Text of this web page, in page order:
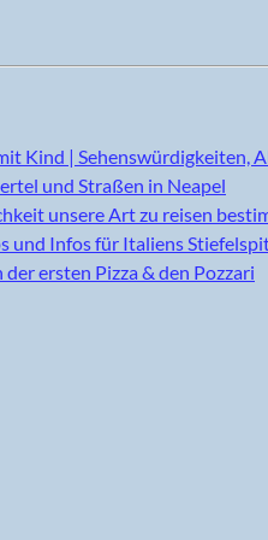
Kind | Sehenswürdigkeiten,
und Straßen in Neapel
unsere Art zu reisen
und Infos für Italiens
ersten Pizza & den Pozzari